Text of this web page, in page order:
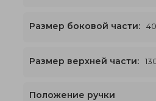
1300 x 2300€526
Размер боковой части:
Размер верхней части:
Положение ручки